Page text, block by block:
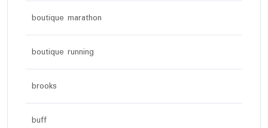
boutique marathon
boutique running
brooks
buff